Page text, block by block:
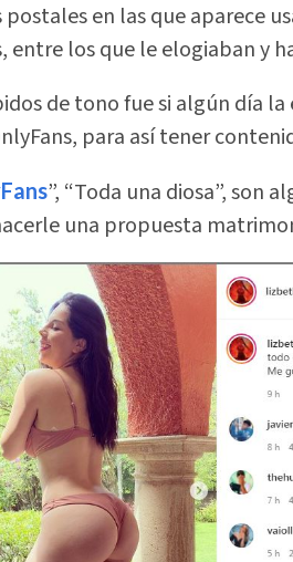
en las que aparece
entre los que le elogiaban y
de tono fue si algún día
para así tener
”, “Toda una diosa”, son
una propuesta